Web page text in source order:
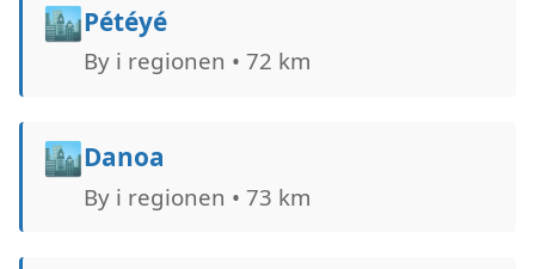
🏙️Pétéyé
By i regionen • 72 km
🏙️Danoa
By i regionen • 73 km